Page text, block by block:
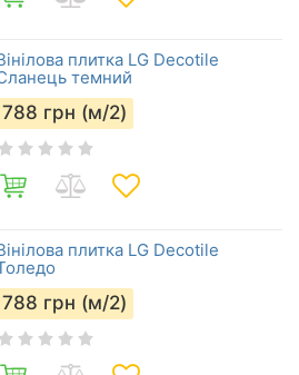
плитка LG Decotile
темний
788 грн (м/2)
плитка LG Decotile
788 грн (м/2)